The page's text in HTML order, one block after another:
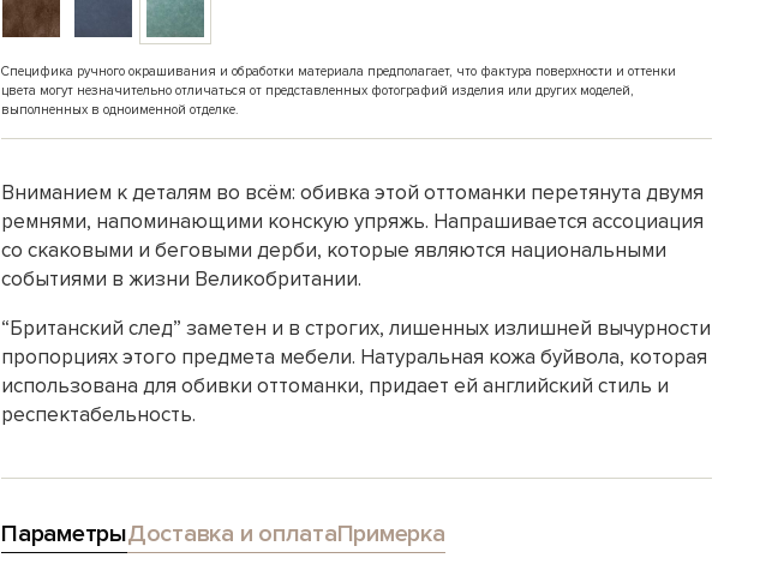
Специфика ручного окрашивания и обработки материала предполагает, что фактура поверхности и оттенки
цвета могут незначительно отличаться от представленных фотографий изделия или других моделей,
выполненных в одноименной отделке.
Вниманием к деталям во всём: обивка этой оттоманки перетянута двумя
ремнями, напоминающими конскую упряжь. Напрашивается ассоциация
со скаковыми и беговыми дерби, которые являются национальными
событиями в жизни Великобритании.
“Британский след” заметен и в строгих, лишенных излишней вычурности
пропорциях этого предмета мебели. Натуральная кожа буйвола, которая
использована для обивки оттоманки, придает ей английский стиль и
респектабельность.
ПараметрыДоставка и оплатаПримерка